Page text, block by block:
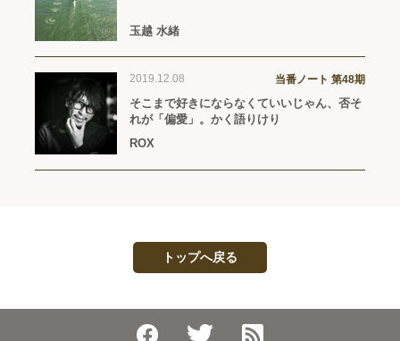
玉越 水緒
2019.12.08 当番ノート 第48期
そこまで好きにならなくていいじゃん、否そ
れが「偏愛」。かく語りけり
ROX
トップへ戻る